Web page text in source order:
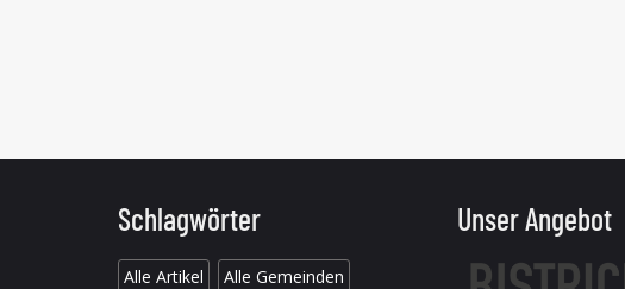
Schlagwörter
Alle Artikel Alle Gemeinden
Unser Angebot